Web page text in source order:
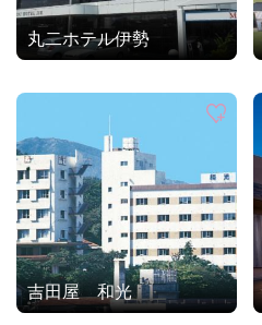
丸二ホテル伊勢
吉田屋 和光